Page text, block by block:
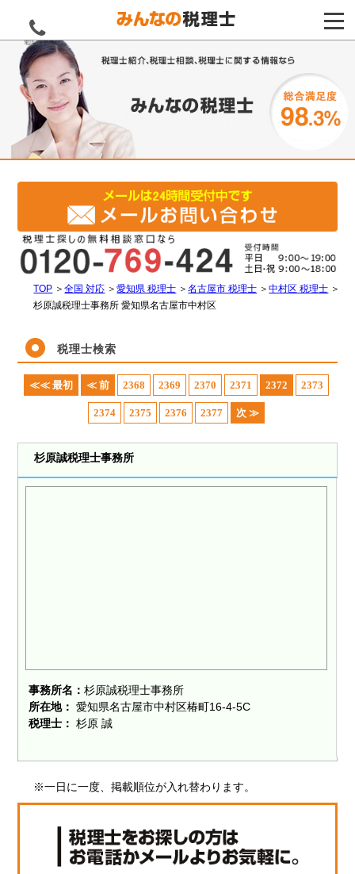
電話をする
TOP ＞全国 対応 ＞愛知県 税理士 ＞名古屋市 税理士 ＞中村区 税理士 ＞
杉原誠税理士事務所 愛知県名古屋市中村区
税理士検索
≪≪ 最初 ≪ 前 2368 2369 2370 2371 2372 2373
2374 2375 2376 2377 次 ≫
杉原誠税理士事務所
事務所名：杉原誠税理士事務所
所在地： 愛知県名古屋市中村区椿町16-4-5C
税理士： 杉原 誠
※一日に一度、掲載順位が入れ替わります。